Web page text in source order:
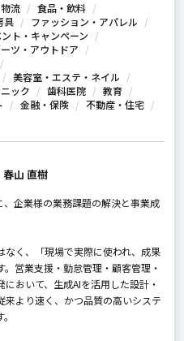
流
食品・飲料
具
ファッション・アパレル
ト・キャンペーン
ツ・アウトドア
美容室・エステ・ネイル
ック 歯科医院
教育
金融・保険
不動産・住宅
山 直樹
企業様の業務課題の解決と事業成
なく、「現場で実際に使われ、成果
営業支援・勤怠管理・顧客管理・
おいて、生成AIを活用した設計・
より速く、かつ品質の高いシステ